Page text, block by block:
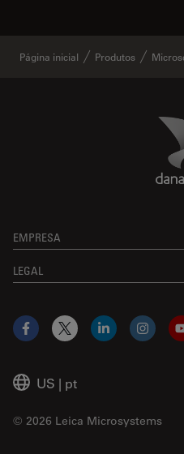
Página inicial Produtos
EMPRESA
LEGAL
US | pt
© 2026 Leica Microsystems
Facebook
X LinkedIn